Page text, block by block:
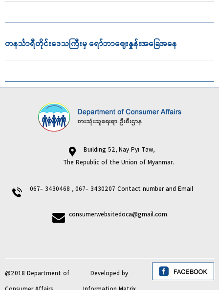
တနင်္သာရီတိုင်းဒေသကြီးမှ ရော်ဘာဈေးနှုန်းအခြေအနေ
Building 52, Nay Pyi Taw,
The Republic of the Union of Myanmar.
067- 3430468 , 067- 3430207 Contact number and Email
consumerwebsitedoca@gmail.com
@2018 Department of
Developed by